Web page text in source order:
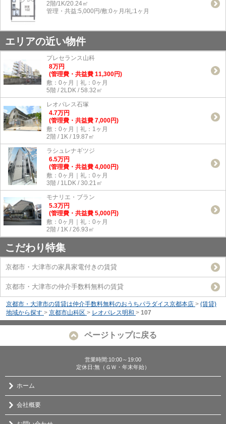
2階/1K/20.24㎡
管理・共益:5,000円/敷:0ヶ月/礼:1ヶ月
エリアの近い物件
プレセランス山科
8万円
(管理費・共益費 11,300円)
敷：0ヶ月｜礼：0ヶ月
5階 / 2LDK / 58.32㎡
レオパレス石塚
4.7万円
(管理費・共益費 7,000円)
敷：0ヶ月｜礼：1ヶ月
2階 / 1K / 19.87㎡
ラシュレナギツジ
6.5万円
(管理費・共益費 4,000円)
敷：0ヶ月｜礼：0ヶ月
3階 / 1LDK / 30.21㎡
モナリエ・ブラン
5.3万円
(管理費・共益費 5,000円)
敷：0ヶ月｜礼：0ヶ月
2階 / 1K / 26.93㎡
こだわり特集
京都市・大津市の家具家電付きの賃貸
京都市・大津市の仲介手数料無料の賃貸
京都市・大津市の賃貸は仲介手数料無料のおうちパラダイス京都本店 > (賃貸)
地域から探す > 京都市山科区 > レオパレス明和 > 107
ページトップに戻る
営業時間:10:00～19:00
定休日:無（ＧＷ・年末年始）
ホーム
会社概要